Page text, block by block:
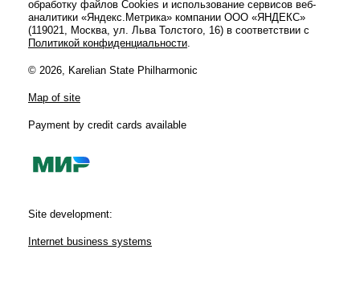
обработку файлов Cookies и использование сервисов веб-
аналитики «Яндекс.Метрика» компании ООО «ЯНДЕКС»
(119021, Москва, ул. Льва Толстого, 16) в соответствии с
Политикой конфиденциальности.
© 2026, Karelian State Philharmonic
Map of site
Payment by credit cards available
Site development:
Internet business systems